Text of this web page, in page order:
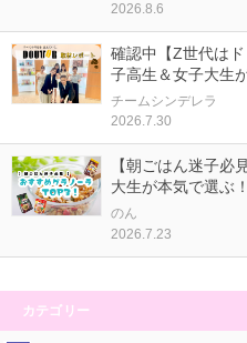
2026.8.6
確認中【Z世代は
子高生＆女子大生
チームシンデレラ
2026.7.30
【朝ごはん迷子必
大生が本気で選ぶ
のん
2026.7.23
カテゴリー